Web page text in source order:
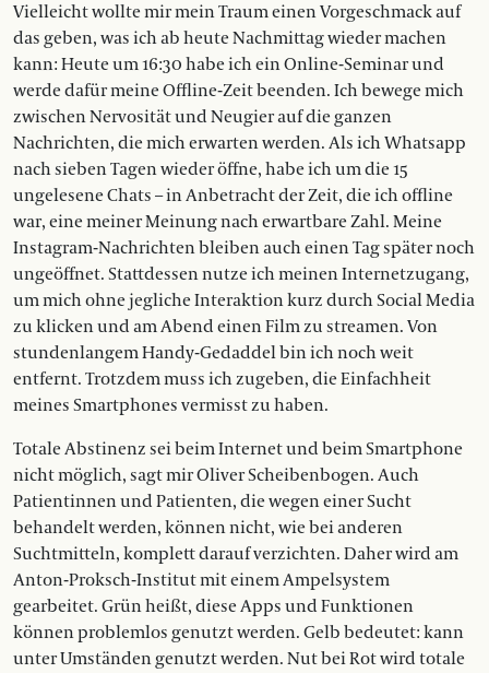
Vielleicht wollte mir mein Traum einen Vorgeschmack auf
das geben, was ich ab heute Nachmittag wieder machen
kann: Heute um 16:30 habe ich ein Online-Seminar und
werde dafür meine Offline-Zeit beenden. Ich bewege mich
zwischen Nervosität und Neugier auf die ganzen
Nachrichten, die mich erwarten werden. Als ich Whatsapp
nach sieben Tagen wieder öffne, habe ich um die 15
ungelesene Chats – in Anbetracht der Zeit, die ich offline
war, eine meiner Meinung nach erwartbare Zahl. Meine
Instagram-Nachrichten bleiben auch einen Tag später noch
ungeöffnet. Stattdessen nutze ich meinen Internetzugang,
um mich ohne jegliche Interaktion kurz durch Social Media
zu klicken und am Abend einen Film zu streamen. Von
stundenlangem Handy-Gedaddel bin ich noch weit
entfernt. Trotzdem muss ich zugeben, die Einfachheit
meines Smartphones vermisst zu haben.
Totale Abstinenz sei beim Internet und beim Smartphone
nicht möglich, sagt mir Oliver Scheibenbogen. Auch
Patientinnen und Patienten, die wegen einer Sucht
behandelt werden, können nicht, wie bei anderen
Suchtmitteln, komplett darauf verzichten. Daher wird am
Anton-Proksch-Institut mit einem Ampelsystem
gearbeitet. Grün heißt, diese Apps und Funktionen
können problemlos genutzt werden. Gelb bedeutet: kann
unter Umständen genutzt werden. Nut bei Rot wird totale